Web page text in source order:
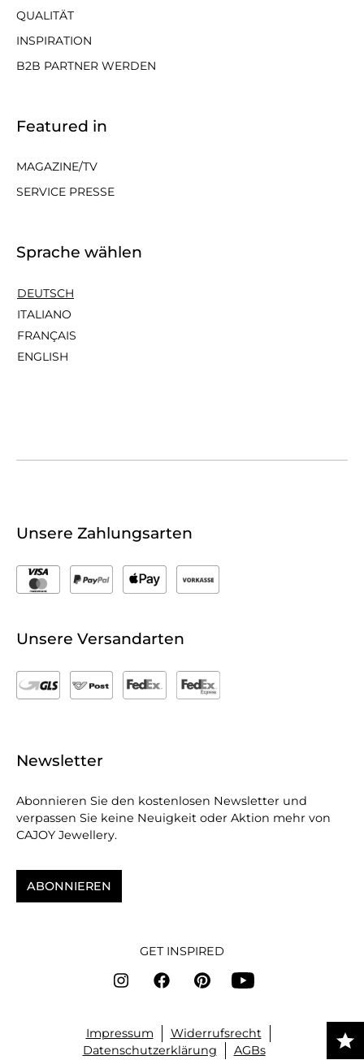
QUALITÄT
INSPIRATION
B2B PARTNER WERDEN
Featured in
MAGAZINE/TV
SERVICE PRESSE
Sprache wählen
DEUTSCH
ITALIANO
FRANÇAIS
ENGLISH
Unsere Zahlungsarten
Unsere Versandarten
Newsletter
Abonnieren Sie den kostenlosen Newsletter und
verpassen Sie keine Neuigkeit oder Aktion mehr von
CAJOY Jewellery.
ABONNIEREN
GET INSPIRED
Impressum
Widerrufsrecht
Datenschutzerklärung
AGBs